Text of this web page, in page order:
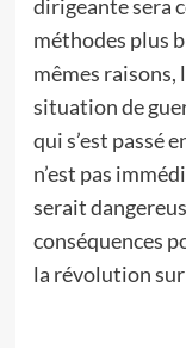
dirigeante sera
méthodes plus
mêmes raisons,
situation de
qui s’est passé
n’est pas
serait
conséquences
la révolution